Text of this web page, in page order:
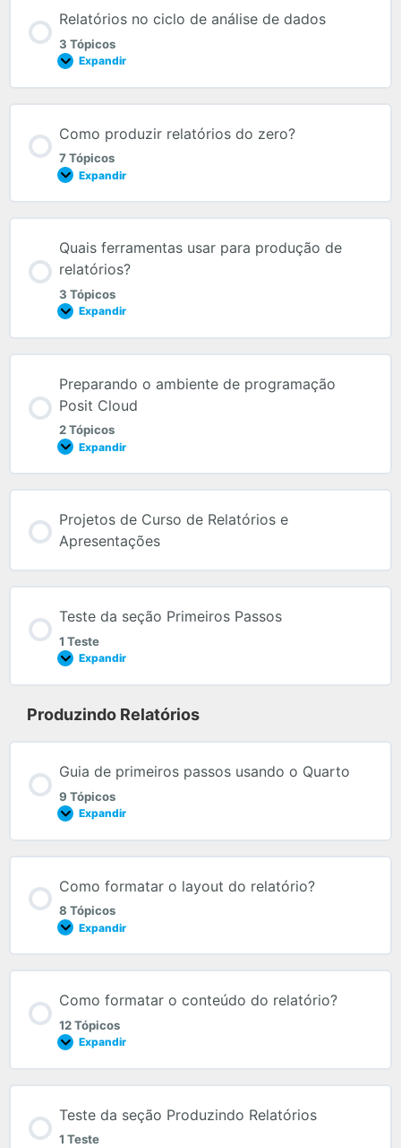
Relatórios no ciclo de análise de dados
3 Tópicos
Expandir
Como produzir relatórios do zero?
7 Tópicos
Expandir
Quais ferramentas usar para produção de
relatórios?
3 Tópicos
Expandir
Preparando o ambiente de programação
Posit Cloud
2 Tópicos
Expandir
Projetos de Curso de Relatórios e
Apresentações
Teste da seção Primeiros Passos
1 Teste
Expandir
Produzindo Relatórios
Guia de primeiros passos usando o Quarto
9 Tópicos
Expandir
Como formatar o layout do relatório?
8 Tópicos
Expandir
Como formatar o conteúdo do relatório?
12 Tópicos
Expandir
Teste da seção Produzindo Relatórios
1 Teste